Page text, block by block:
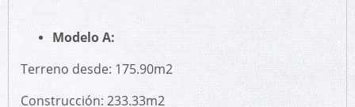
Modelo A:
Terreno desde: 175.90m2
Construcción: 233.33m2